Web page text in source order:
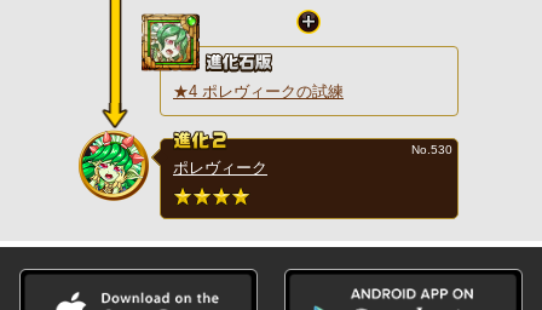
★4 ポレヴィークの試練
ポレヴィーク
No.530